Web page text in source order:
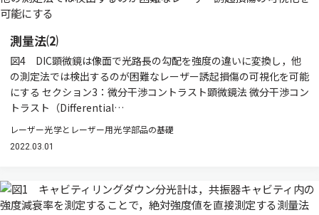
測量法⑵
図4 DIC顕微鏡は像面で光路長の勾配を強度の違いに変換し，他
の測定法では検出するのが困難なレーザー誘起損傷の可視化を可能
にする セクション3：微分干渉コントラスト顕微鏡法 微分干渉コン
トラスト（Differential…
レーザー光学とレーザー用光学部品の基礎
2022.03.01